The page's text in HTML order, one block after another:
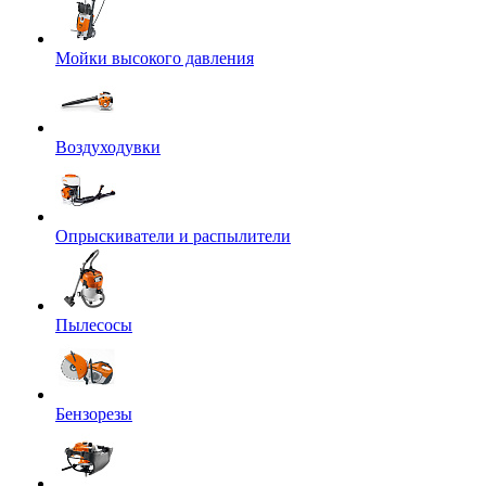
Мойки высокого давления
Воздуходувки
Опрыскиватели и распылители
Пылесосы
Бензорезы